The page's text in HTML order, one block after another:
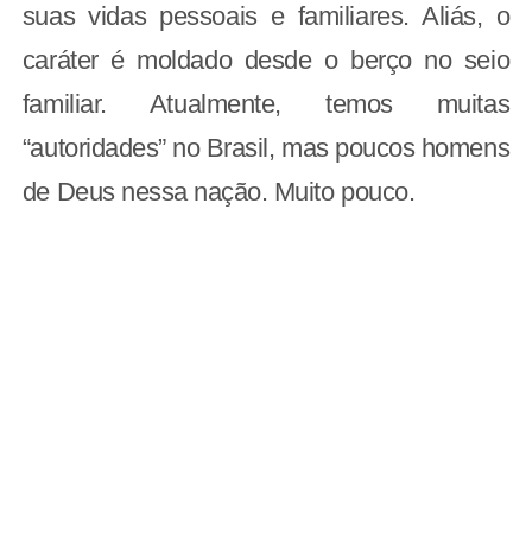
suas vidas pessoais e familiares. Aliás, o
caráter é moldado desde o berço no seio
familiar. Atualmente, temos muitas
“autoridades” no Brasil, mas poucos homens
de Deus nessa nação. Muito pouco.